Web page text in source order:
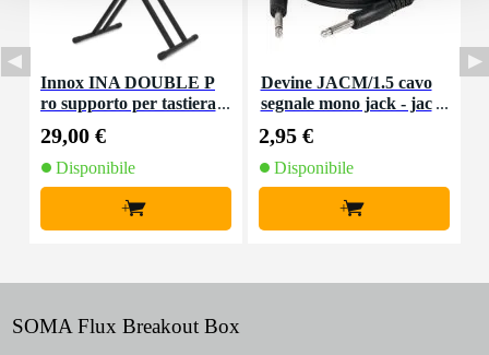
Innox INA DOUBLE P
ro supporto per tastiera
29,00 €
Disponibile
+
Devine JACM/1.5 cavo
segnale mono jack - jac
2,95 €
Disponibile
+
SOMA Flux Breakout Box